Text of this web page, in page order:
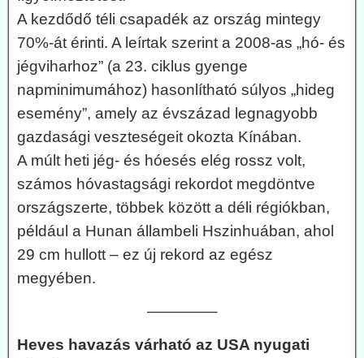
A kezdődő téli csapadék az ország mintegy
70%-át érinti. A leírtak szerint a 2008-as „hó- és
jégviharhoz” (a 23. ciklus gyenge
napminimumához) hasonlítható súlyos „hideg
esemény”, amely az évszázad legnagyobb
gazdasági veszteségeit okozta Kínában.
A múlt heti jég- és hóesés elég rossz volt,
számos hóvastagsági rekordot megdöntve
országszerte, többek között a déli régiókban,
például a Hunan állambeli Hszinhuában, ahol
29 cm hullott – ez új rekord az egész
megyében.
————–
Heves havazás várható az USA nyugati